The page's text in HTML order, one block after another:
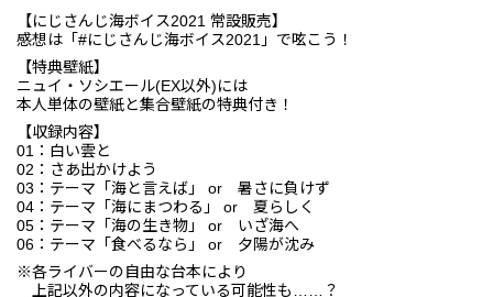
【にじさんじ海ボイス2021 常設販売】
感想は「#にじさんじ海ボイス2021」で呟こう！
【特典壁紙】
ニュイ・ソシエール(EX以外)には
本人単体の壁紙と集合壁紙の特典付き！
【収録内容】
01：白い雲と
02：さあ出かけよう
03：テーマ「海と言えば」 or 暑さに負けず
04：テーマ「海にまつわる」 or 夏らしく
05：テーマ「海の生き物」 or いざ海へ
06：テーマ「食べるなら」 or 夕陽が沈み
※各ライバーの自由な台本により
上記以外の内容になっている可能性も……？